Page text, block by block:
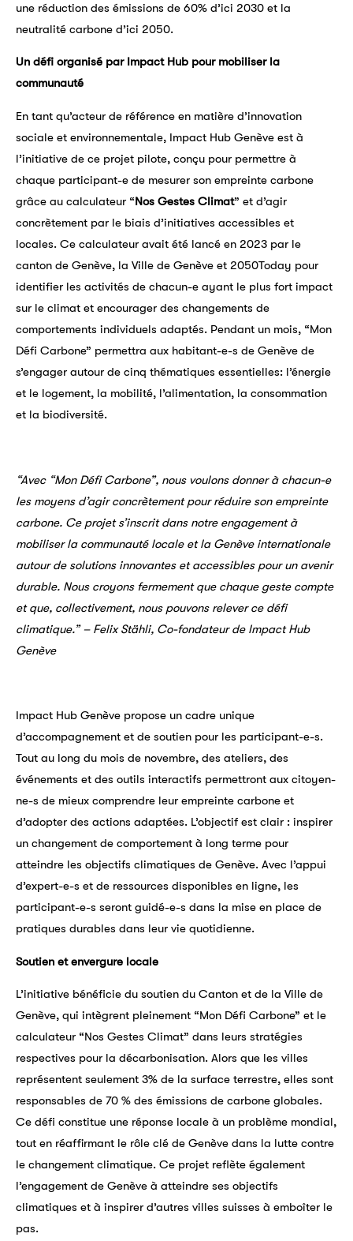
une réduction des émissions de 60% d’ici 2030 et la
neutralité carbone d’ici 2050.
Un défi organisé par Impact Hub pour mobiliser la
communauté
En tant qu’acteur de référence en matière d’innovation
sociale et environnementale, Impact Hub Genève est à
l’initiative de ce projet pilote, conçu pour permettre à
chaque participant-e de mesurer son empreinte carbone
grâce au calculateur “Nos Gestes Climat” et d’agir
concrètement par le biais d’initiatives accessibles et
locales. Ce calculateur avait été lancé en 2023 par le
canton de Genève, la Ville de Genève et 2050Today pour
identifier les activités de chacun-e ayant le plus fort impact
sur le climat et encourager des changements de
comportements individuels adaptés. Pendant un mois, “Mon
Défi Carbone” permettra aux habitant-e-s de Genève de
s’engager autour de cinq thématiques essentielles: l’énergie
et le logement, la mobilité, l’alimentation, la consommation
et la biodiversité.
“Avec “Mon Défi Carbone”, nous voulons donner à chacun-e
les moyens d’agir concrètement pour réduire son empreinte
carbone. Ce projet s’inscrit dans notre engagement à
mobiliser la communauté locale et la Genève internationale
autour de solutions innovantes et accessibles pour un avenir
durable. Nous croyons fermement que chaque geste compte
et que, collectivement, nous pouvons relever ce défi
climatique.”– Felix Stähli, Co-fondateur de Impact Hub
Genève
Impact Hub Genève propose un cadre unique
d’accompagnement et de soutien pour les participant-e-s.
Tout au long du mois de novembre, des ateliers, des
événements et des outils interactifs permettront aux citoyen-
ne-s de mieux comprendre leur empreinte carbone et
d’adopter des actions adaptées. L’objectif est clair : inspirer
un changement de comportement à long terme pour
atteindre les objectifs climatiques de Genève. Avec l’appui
d’expert-e-s et de ressources disponibles en ligne, les
participant-e-s seront guidé-e-s dans la mise en place de
pratiques durables dans leur vie quotidienne.
Soutien et envergure locale
L’initiative bénéficie du soutien du Canton et de la Ville de
Genève, qui intègrent pleinement “Mon Défi Carbone” et le
calculateur “Nos Gestes Climat” dans leurs stratégies
respectives pour la décarbonisation. Alors que les villes
représentent seulement 3% de la surface terrestre, elles sont
responsables de 70 % des émissions de carbone globales.
Ce défi constitue une réponse locale à un problème mondial,
tout en réaffirmant le rôle clé de Genève dans la lutte contre
le changement climatique. Ce projet reflète également
l’engagement de Genève à atteindre ses objectifs
climatiques et à inspirer d’autres villes suisses à emboîter le
pas.